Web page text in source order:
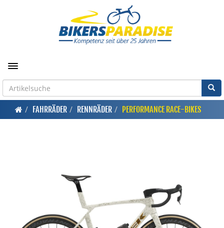
Toggle navigation
FAHRRÄDER RENNRÄDER PERFORMANCE RACE-BIKES